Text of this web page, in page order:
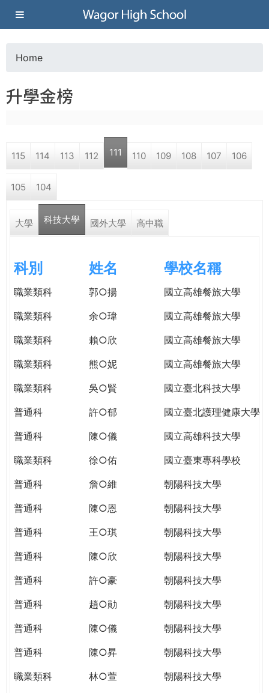
Jump to navigation
葳
格
高
學
格。
WAGOR
TODAY
THE
WORLD
PUTTING
YOU
THE
GLOBAL
CITIZENSHIP
o
a
r
e
e
r
e
Home
升學金榜
115 114 113 112 111 110 109 108 107 106
105 104
大學 科技大學 國外大學 高中職
科別 姓名 學校名稱
職業類科 郭○揚
國立高雄餐旅大學
職業類科
余○瑋
國立高雄餐旅大學
職業類科
賴○欣
國立高雄餐旅大學
職業類科
熊○妮
國立高雄餐旅大學
職業類科
吳○賢
國立臺北科技大學
普通科
許○郁
國立臺北護理健康大學
普通科
陳○儀
國立高雄科技大學
職業類科
徐○佑
國立臺東專科學校
普通科
詹○維
朝陽科技大學
普通科
陳○恩
朝陽科技大學
普通科
王○琪
朝陽科技大學
普通科
陳○欣
朝陽科技大學
普通科
許○豪
朝陽科技大學
普通科
趙○勛
朝陽科技大學
普通科
陳○儀
朝陽科技大學
普通科
陳○昇
朝陽科技大學
職業類科
林○萱
朝陽科技大學